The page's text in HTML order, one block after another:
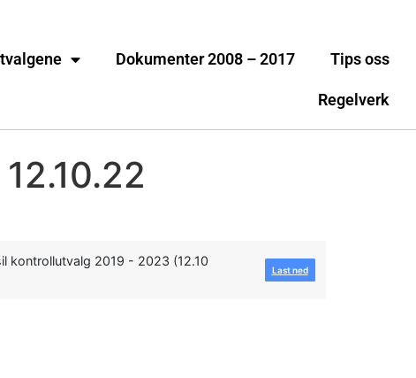
Dokumenter 2008 – 2017 Tips oss
Regelverk
kontrollutvalg 2019 - 2023 (12.10
Last ned